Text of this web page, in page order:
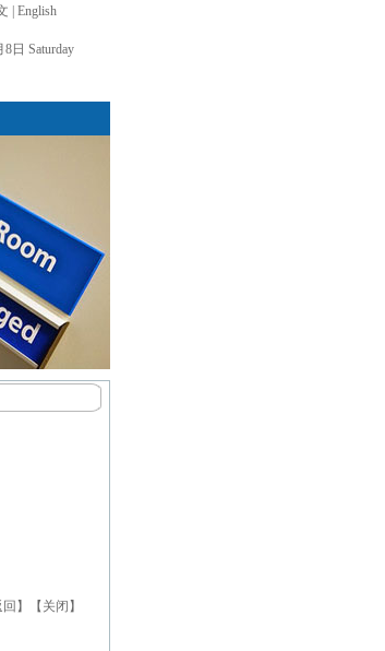
English
8日 Saturday
】【 关闭 】